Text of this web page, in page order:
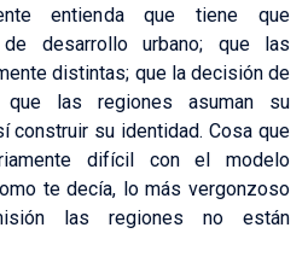
entienda que tiene que
desarrollo urbano; que las
distintas; que la decisión de
que las regiones asuman su
construir su identidad. Cosa que
difícil con el modelo
te decía, lo más vergonzoso
las regiones no están